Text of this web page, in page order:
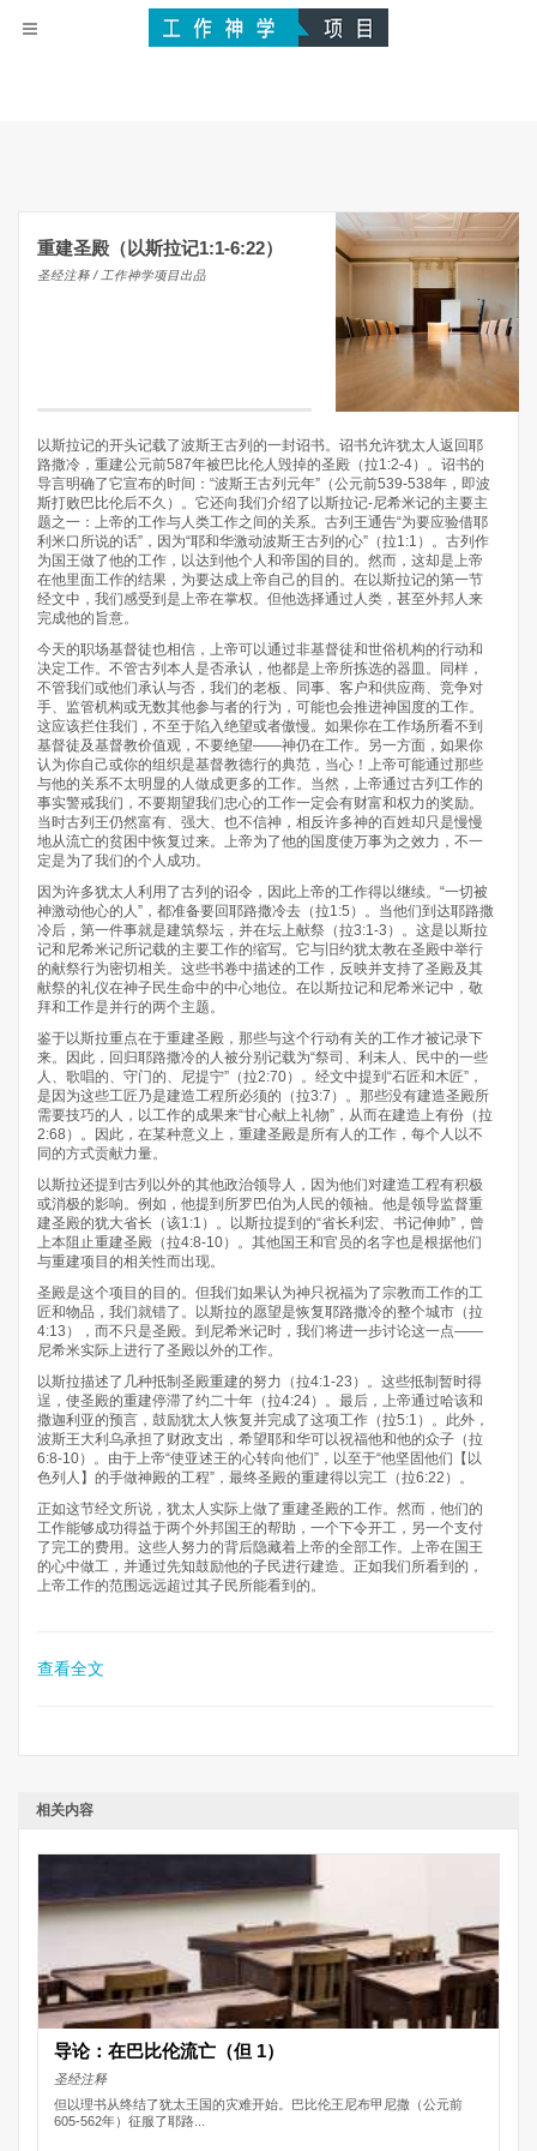
重建圣殿（以斯拉记1:1-6:22）
圣经注释 / 工作神学项目出品
以斯拉记的开头记载了波斯王古列的一封诏书。诏书允许犹太人返回耶
路撒冷，重建公元前587年被巴比伦人毁掉的圣殿（拉1:2-4）。诏书的
导言明确了它宣布的时间：“波斯王古列元年”（公元前539-538年，即波
斯打败巴比伦后不久）。它还向我们介绍了以斯拉记-尼希米记的主要主
题之一：上帝的工作与人类工作之间的关系。古列王通告“为要应验借耶
利米口所说的话”，因为“耶和华激动波斯王古列的心”（拉1:1）。古列作
为国王做了他的工作，以达到他个人和帝国的目的。然而，这却是上帝
在他里面工作的结果，为要达成上帝自己的目的。在以斯拉记的第一节
经文中，我们感受到是上帝在掌权。但他选择通过人类，甚至外邦人来
完成他的旨意。
今天的职场基督徒也相信，上帝可以通过非基督徒和世俗机构的行动和
决定工作。不管古列本人是否承认，他都是上帝所拣选的器皿。同样，
不管我们或他们承认与否，我们的老板、同事、客户和供应商、竞争对
手、监管机构或无数其他参与者的行为，可能也会推进神国度的工作。
这应该拦住我们，不至于陷入绝望或者傲慢。如果你在工作场所看不到
基督徒及基督教价值观，不要绝望——神仍在工作。另一方面，如果你
认为你自己或你的组织是基督教德行的典范，当心！上帝可能通过那些
与他的关系不太明显的人做成更多的工作。当然，上帝通过古列工作的
事实警戒我们，不要期望我们忠心的工作一定会有财富和权力的奖励。
当时古列王仍然富有、强大、也不信神，相反许多神的百姓却只是慢慢
地从流亡的贫困中恢复过来。上帝为了他的国度使万事为之效力，不一
定是为了我们的个人成功。
因为许多犹太人利用了古列的诏令，因此上帝的工作得以继续。“一切被
神激动他心的人”，都准备要回耶路撒冷去（拉1:5）。当他们到达耶路撒
冷后，第一件事就是建筑祭坛，并在坛上献祭（拉3:1-3）。这是以斯拉
记和尼希米记所记载的主要工作的缩写。它与旧约犹太教在圣殿中举行
的献祭行为密切相关。这些书卷中描述的工作，反映并支持了圣殿及其
献祭的礼仪在神子民生命中的中心地位。在以斯拉记和尼希米记中，敬
拜和工作是并行的两个主题。
鉴于以斯拉重点在于重建圣殿，那些与这个行动有关的工作才被记录下
来。因此，回归耶路撒冷的人被分别记载为“祭司、利未人、民中的一些
人、歌唱的、守门的、尼提宁”（拉2:70）。经文中提到“石匠和木匠”，
是因为这些工匠乃是建造工程所必须的（拉3:7）。那些没有建造圣殿所
需要技巧的人，以工作的成果来“甘心献上礼物”，从而在建造上有份（拉
2:68）。因此，在某种意义上，重建圣殿是所有人的工作，每个人以不
同的方式贡献力量。
以斯拉还提到古列以外的其他政治领导人，因为他们对建造工程有积极
或消极的影响。例如，他提到所罗巴伯为人民的领袖。他是领导监督重
建圣殿的犹大省长（该1:1）。以斯拉提到的“省长利宏、书记伸帅”，曾
上本阻止重建圣殿（拉4:8-10）。其他国王和官员的名字也是根据他们
与重建项目的相关性而出现。
圣殿是这个项目的目的。但我们如果认为神只祝福为了宗教而工作的工
匠和物品，我们就错了。以斯拉的愿望是恢复耶路撒冷的整个城市（拉
4:13），而不只是圣殿。到尼希米记时，我们将进一步讨论这一点——
尼希米实际上进行了圣殿以外的工作。
以斯拉描述了几种抵制圣殿重建的努力（拉4:1-23）。这些抵制暂时得
逞，使圣殿的重建停滞了约二十年（拉4:24）。最后，上帝通过哈该和
撒迦利亚的预言，鼓励犹太人恢复并完成了这项工作（拉5:1）。此外，
波斯王大利乌承担了财政支出，希望耶和华可以祝福他和他的众子（拉
6:8-10）。由于上帝“使亚述王的心转向他们”，以至于“他坚固他们【以
色列人】的手做神殿的工程”，最终圣殿的重建得以完工（拉6:22）。
正如这节经文所说，犹太人实际上做了重建圣殿的工作。然而，他们的
工作能够成功得益于两个外邦国王的帮助，一个下令开工，另一个支付
了完工的费用。这些人努力的背后隐藏着上帝的全部工作。上帝在国王
的心中做工，并通过先知鼓励他的子民进行建造。正如我们所看到的，
上帝工作的范围远远超过其子民所能看到的。
查看全文
相关内容
导论：在巴比伦流亡（但 1）
圣经注释
但以理书从终结了犹太王国的灾难开始。巴比伦王尼布甲尼撒（公元前
605-562年）征服了耶路...